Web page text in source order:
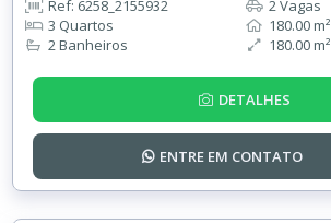
Ref: 6258_2155932
3 Quartos
2 Banheiros
2 Vagas
180.00 m²
180.00 m²
DETALHES
ENTRE EM CONTATO